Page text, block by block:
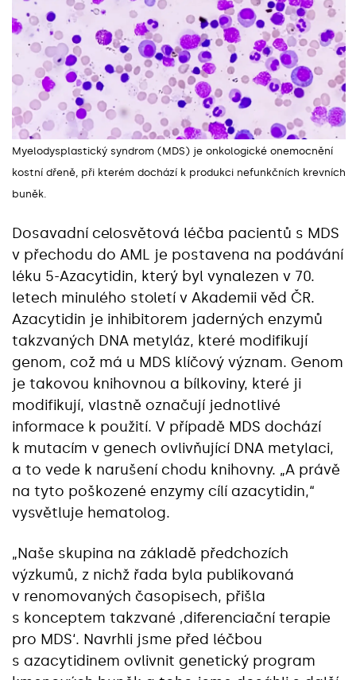
Myelodysplastický syndrom (MDS) je onkologické onemocnění
kostní dřeně, při kterém dochází k produkci nefunkčních krevních
buněk.
Dosavadní celosvětová léčba pacientů s MDS
v přechodu do AML je postavena na podávání
léku 5-Azacytidin, který byl vynalezen v 70.
letech minulého století v Akademii věd ČR.
Azacytidin je inhibitorem jaderných enzymů
takzvaných DNA metyláz, které modifikují
genom, což má u MDS klíčový význam. Genom
je takovou knihovnou a bílkoviny, které ji
modifikují, vlastně označují jednotlivé
informace k použití. V případě MDS dochází
k mutacím v genech ovlivňující DNA metylaci,
a to vede k narušení chodu knihovny. „A právě
na tyto poškozené enzymy cílí azacytidin,“
vysvětluje hematolog.
„Naše skupina na základě předchozích
výzkumů, z nichž řada byla publikovaná
v renomovaných časopisech, přišla
s konceptem takzvané ‚diferenciační terapie
pro MDS‘. Navrhli jsme před léčbou
s azacytidinem ovlivnit genetický program